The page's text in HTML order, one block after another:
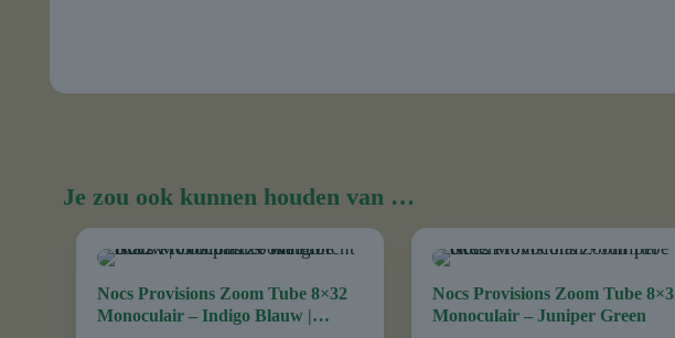
Je zou ook kunnen houden van …
Nocs Provisions Zoom Tube 8×32
Monoculair – Indigo Blauw |
Nocs Provisions Zoom Tube
Monoculair – Juniper Green